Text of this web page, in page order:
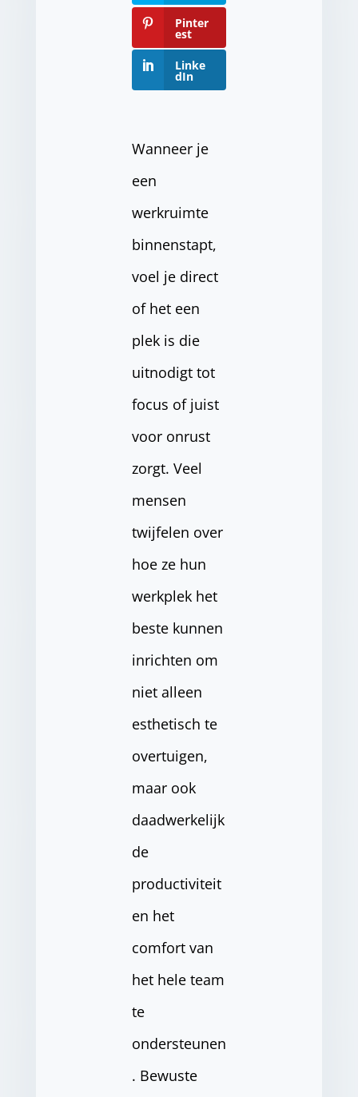
Pinter
est
Linke
dIn
Wanneer je
een
werkruimte
binnenstapt,
voel je direct
of het een
plek is die
uitnodigt tot
focus of juist
voor onrust
zorgt. Veel
mensen
twijfelen over
hoe ze hun
werkplek het
beste kunnen
inrichten om
niet alleen
esthetisch te
overtuigen,
maar ook
daadwerkelijk
de
productiviteit
en het
comfort van
het hele team
te
ondersteunen
. Bewuste